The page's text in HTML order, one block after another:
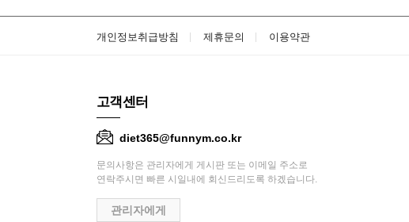
개인정보취급방침 제휴문의 이용약관
고객센터
diet365@funnym.co.kr
문의사항은 관리자에게 게시판 또는 이메일 주소로
연락주시면 빠른 시일내에 회신드리도록 하겠습니다.
관리자에게